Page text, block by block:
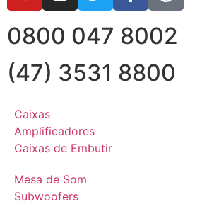
0800 047 8002
(47) 3531 8800
Caixas
Amplificadores
Caixas de Embutir
Mesa de Som
Subwoofers